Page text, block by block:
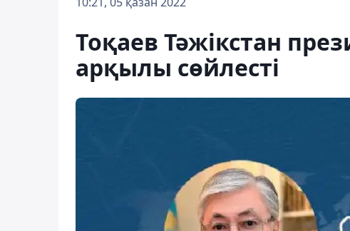
Тоқаев Тәжікстан
арқылы сөйлесті